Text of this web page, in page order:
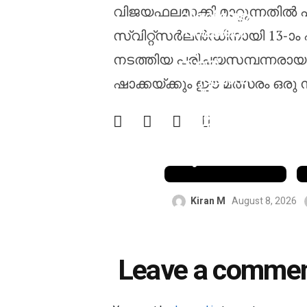
വിജയഫലമാക്കി
സ്വിറ്റ്സർലൻഡിനായി 13-
നടത്തിയ
ഷാക്കയ്ക്കും ഈ മത്സരം ഒരു
വിരലിനേറ്റ
പരിക്കിനെ
സായ്
സുദർശൻ
ശ്രീലങ്കൻ
പരമ്പരയിൽ
Kiran M August 8, 2026
Leave a